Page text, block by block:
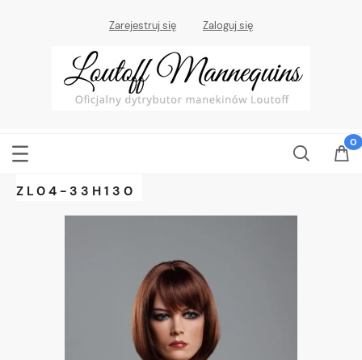
Zarejestruj się Zaloguj się
ZL04-33H130